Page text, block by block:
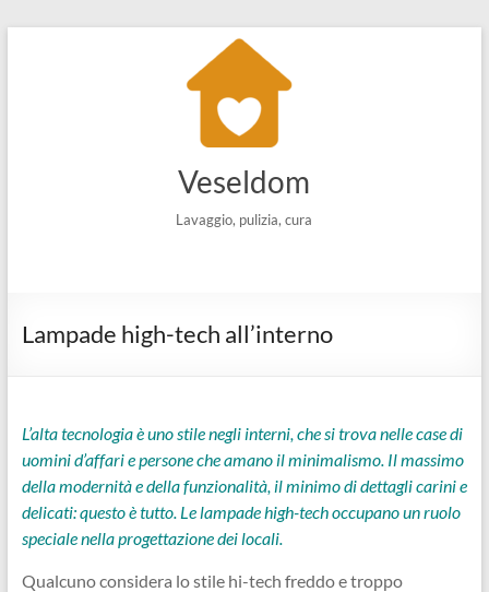
Veseldom
Lavaggio, pulizia, cura
Lampade high-tech all’interno
L’alta tecnologia è uno stile negli interni, che si trova nelle case di
uomini d’affari e persone che amano il minimalismo. Il massimo
della modernità e della funzionalità, il minimo di dettagli carini e
delicati: questo è tutto. Le lampade high-tech occupano un ruolo
speciale nella progettazione dei locali.
Qualcuno considera lo stile hi-tech freddo e troppo